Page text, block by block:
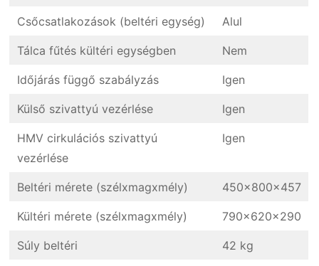
Csőcsatlakozások (beltéri egység) Alul
Tálca fűtés kültéri egységben Nem
Időjárás függő szabályzás Igen
Külső szivattyú vezérlése Igen
HMV cirkulációs szivattyú
vezérlése
Igen
Beltéri mérete (szélxmagxmély) 450x800x457
Kültéri mérete (szélxmagxmély) 790x620x290
Súly beltéri 42 kg